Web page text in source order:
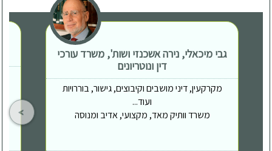
גבי מיכאלי, נירה אשכנזי ושות', משרד עורכי
דין ונוטריונים
מקרקעין, דיני מושבים וקיבוצים, גישור, בוררויות
ועוד...
משרד וותיק מאד, מקצועי, אדיב ומנוסה